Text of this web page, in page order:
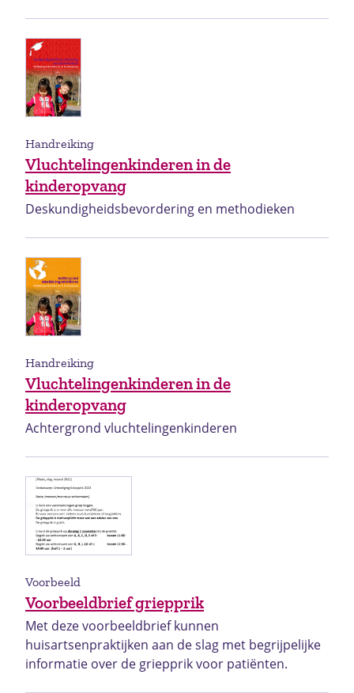
Vluchtelingenkinderen in de
kinderopvang
Handreiking
Deskundigheidsbevordering en methodieken
Vluchtelingenkinderen in de
kinderopvang
Handreiking
Achtergrond vluchtelingenkinderen
Voorbeeldbrief griepprik
Voorbeeld
Met deze voorbeeldbrief kunnen
huisartsenpraktijken aan de slag met begrijpelijke
informatie over de griepprik voor patiënten.